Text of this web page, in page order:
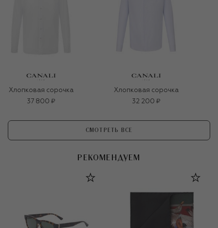
Хлопковая сорочка
37 800 ₽
Хлопковая сорочка
32 200 ₽
СМОТРЕТЬ ВСЕ
РЕКОМЕНДУЕМ